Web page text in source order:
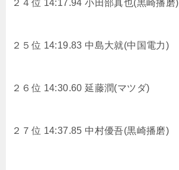
２４位 14:17.94 小田部真也(黒崎播磨)
２５位 14:19.83 中島大就(中国電力)
２６位 14:30.60 延藤潤(マツダ)
２７位 14:37.85 中村優吾(黒崎播磨)